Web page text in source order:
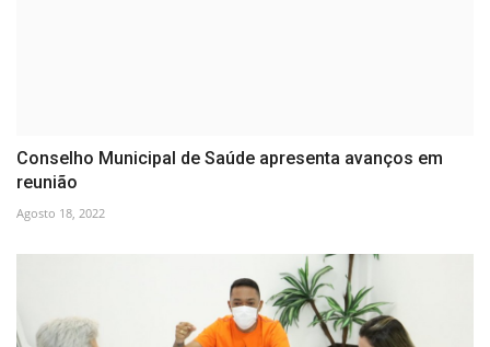
Conselho Municipal de Saúde apresenta avanços em
reunião
Agosto 18, 2022